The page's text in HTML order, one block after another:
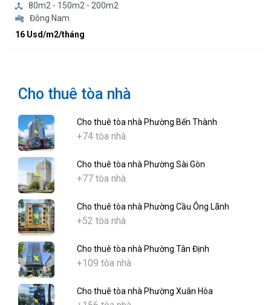
80m2 - 150m2 - 200m2
Đông Nam
16 Usd/m2/tháng
Cho thuê tòa nhà
Cho thuê tòa nhà Phường Bến Thành
+74 tòa nhà
Cho thuê tòa nhà Phường Sài Gòn
+77 tòa nhà
Cho thuê tòa nhà Phường Cầu Ông Lãnh
+52 tòa nhà
Cho thuê tòa nhà Phường Tân Định
+109 tòa nhà
Cho thuê tòa nhà Phường Xuân Hòa